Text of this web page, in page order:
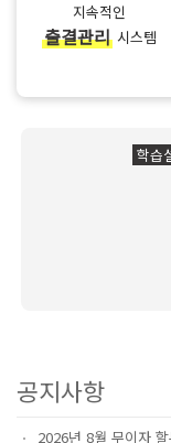
지속적인
출결관리시스템
학습
공지사항
2026년 8월 무이자